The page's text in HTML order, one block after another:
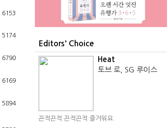
6153
5174
6790
6169
5894
Editors' Choice
Heat
토브 로, SG 루이스
끈적끈적 끈적끈적 즐거워요.